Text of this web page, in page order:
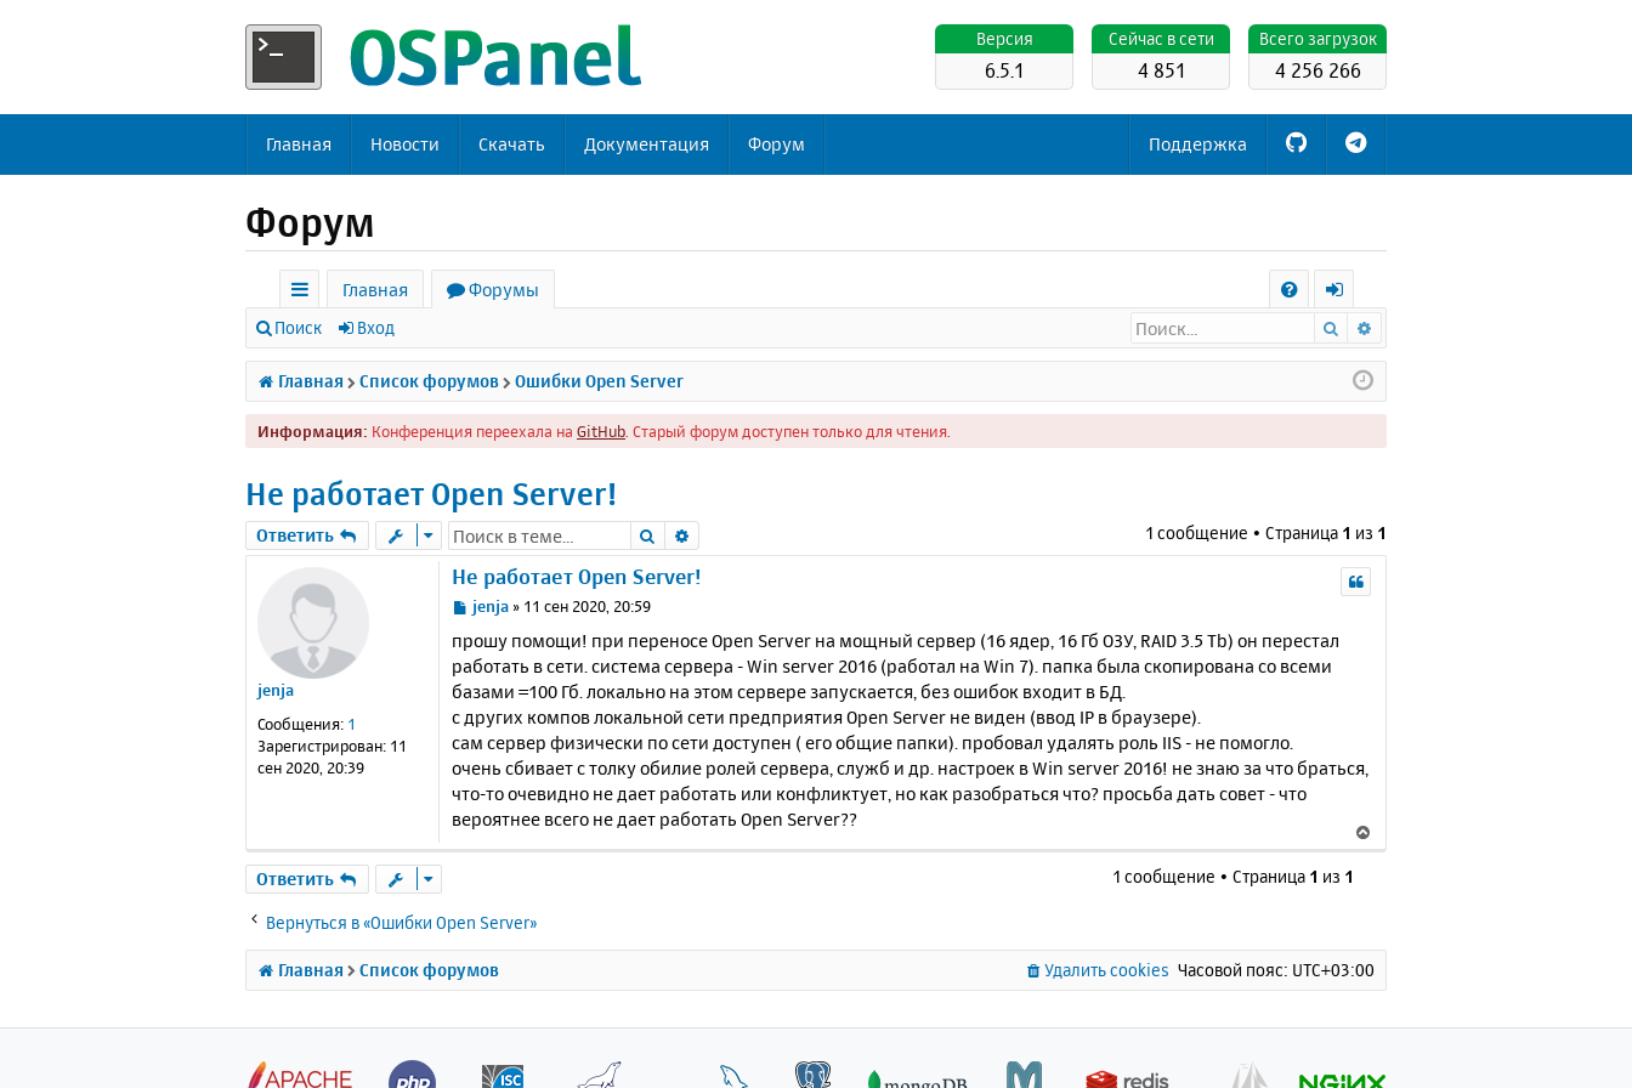
Всего загрузок
4 256 266
Cейчас в сети
4 851
Версия
6.5.1
Главная Новости Скачать Документация Форум Поддержка
Форум
с
ы
л
к
Главная
Форумы
Q
х
о
д
Поиск Вход Поиск
Главная Список форумов Ошибки Open Server
Информация: Конференция переехала на GitHub . Старый форум доступен только для чтения.
Не работает Open Server!
Ответить Поиск 1 сообщение • Страница 1 из 1
jenja
Сообщения: 1
Зарегистрирован: 11
сен 2020, 20:39
Не работает Open Server!
С
о
б
щ
е
н
е
jenja » 11 сен 2020, 20:59
прошу помощи! при переносе Open Server на мощный сервер (16 ядер, 16 Гб ОЗУ, RAID 3.5 Tb) он перестал
работать в сети. система сервера - Win server 2016 (работал на Win 7). папка была скопирована со всеми
базами =100 Гб. локально на этом сервере запускается, без ошибок входит в БД.
с других компов локальной сети предприятия Open Server не виден (ввод IP в браузере).
сам сервер физически по сети доступен ( его общие папки). пробовал удалять роль IIS - не помогло.
очень сбивает с толку обилие ролей сервера, служб и др. настроек в Win server 2016! не знаю за что браться,
что-то очевидно не дает работать или конфликтует, но как разобраться что? просьба дать совет - что
вероятнее всего не дает работать Open Server??
е
т
с
а
Ответить 1 сообщение • Страница 1 из 1
Вернуться в «Ошибки Open Server»
Главная Список форумов Часовой пояс: UTC+03:00
Удалить cookies